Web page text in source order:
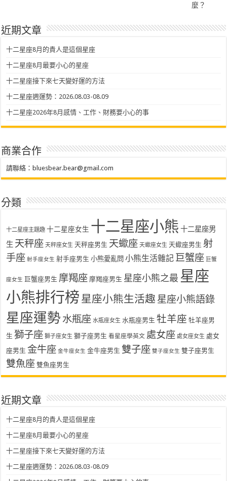
麼？
近期文章
十二星座8月的貴人是這個星座
十二星座8月最要小心的星座
十二星座接下來七天變好運的方法
十二星座週運勢：2026.08.03-08.09
十二星座2026年8月感情、工作、財務要小心的事
商業合作
請聯絡： bluesbear.bear@gmail.com
分類
十二星座主題趣 十二星座女生 十二星座小熊 十二星座男
生 天秤座 天秤座女生 天秤座男生 天蠍座 天蠍座女生 天蠍座男生 射
手座 射手座女生 射手座男生 小熊愛亂問 小熊生活雜記 巨蟹座 巨蟹
座女生 巨蟹座男生 摩羯座 摩羯座男生 星座小熊之最 星座
小熊排行榜 星座小熊生活趣 星座小熊語錄
星座運勢 水瓶座 水瓶座女生 水瓶座男生 牡羊座 牡羊座男
生 獅子座 獅子座女生 獅子座男生 看星座學英文 處女座 處女座女生 處女
座男生 金牛座 金牛座女生 金牛座男生 雙子座 雙子座女生 雙子座男生
雙魚座 雙魚座男生
近期文章
十二星座8月的貴人是這個星座
十二星座8月最要小心的星座
十二星座接下來七天變好運的方法
十二星座週運勢：2026.08.03-08.09